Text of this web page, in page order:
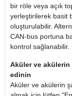
bir röle veya açık
yerleştirilerek basit
oluşturulabilir.
CAN-bus portuna
kontrol sağlanabilir.
Aküler ve akülerin
edinin
Aküler ve akülerin